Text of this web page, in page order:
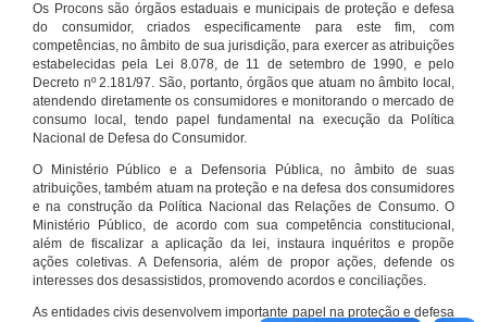
Os Procons são órgãos estaduais e municipais de proteção e defesa
do consumidor, criados especificamente para este fim, com
competências, no âmbito de sua jurisdição, para exercer as atribuições
estabelecidas pela Lei 8.078, de 11 de setembro de 1990, e pelo
Decreto nº 2.181/97. São, portanto, órgãos que atuam no âmbito local,
atendendo diretamente os consumidores e monitorando o mercado de
consumo local, tendo papel fundamental na execução da Política
Nacional de Defesa do Consumidor.
O Ministério Público e a Defensoria Pública, no âmbito de suas
atribuições, também atuam na proteção e na defesa dos consumidores
e na construção da Política Nacional das Relações de Consumo. O
Ministério Público, de acordo com sua competência constitucional,
além de fiscalizar a aplicação da lei, instaura inquéritos e propõe
ações coletivas. A Defensoria, além de propor ações, defende os
interesses dos desassistidos, promovendo acordos e conciliações.
As entidades civis desenvolvem importante papel na proteção e defesa